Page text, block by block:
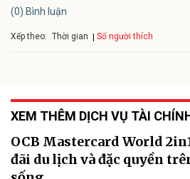
(0) Bình luận
Xếp theo: Thời gian Số người thích
XEM THÊM DỊCH VỤ TÀI
OCB Mastercard World
đãi du lịch và đặc quyền